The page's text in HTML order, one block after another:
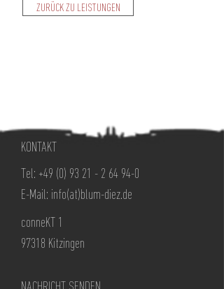
ZURÜCK ZU LEISTUNGEN
conneKT 1
97318 Kitzingen
KONTAKT
Tel: +49 (0) 93 21 - 2 64 94-0
E-Mail: info(at)blum-diez.de